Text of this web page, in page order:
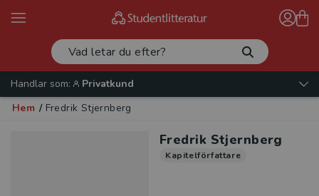
Handlar som:
Privatkund
Hem / Fredrik Stjernberg
Fredrik Stjernberg
Kapitelförfattare